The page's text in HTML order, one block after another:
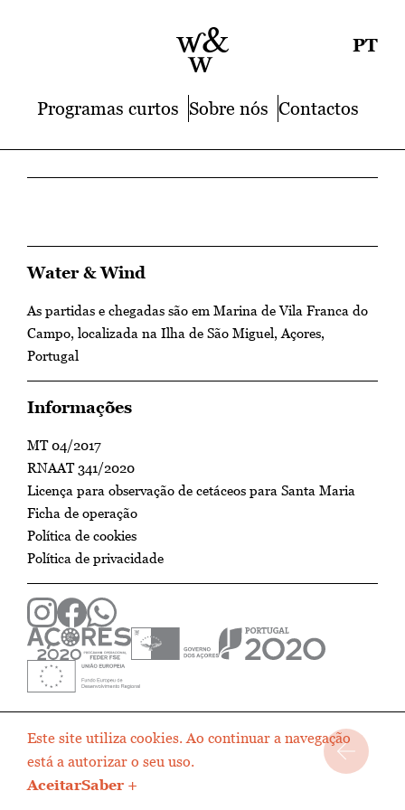
Programas curtos Sobre nós Contactos
PT
Water & Wind
As partidas e chegadas são em Marina de Vila Franca do
Campo, localizada na Ilha de São Miguel, Açores,
Portugal
Informações
MT 04/2017
RNAAT 341/2020
Licença para observação de cetáceos para Santa Maria
Ficha de operação
Política de cookies
Política de privacidade
Este site utiliza cookies. Ao continuar a navegação
está a autorizar o seu uso.
AceitarSaber +